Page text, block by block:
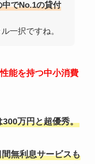
でNo.1の貸付
一択ですね。
能を持つ中小消費
300万円と超優秀。
無利息サービスも